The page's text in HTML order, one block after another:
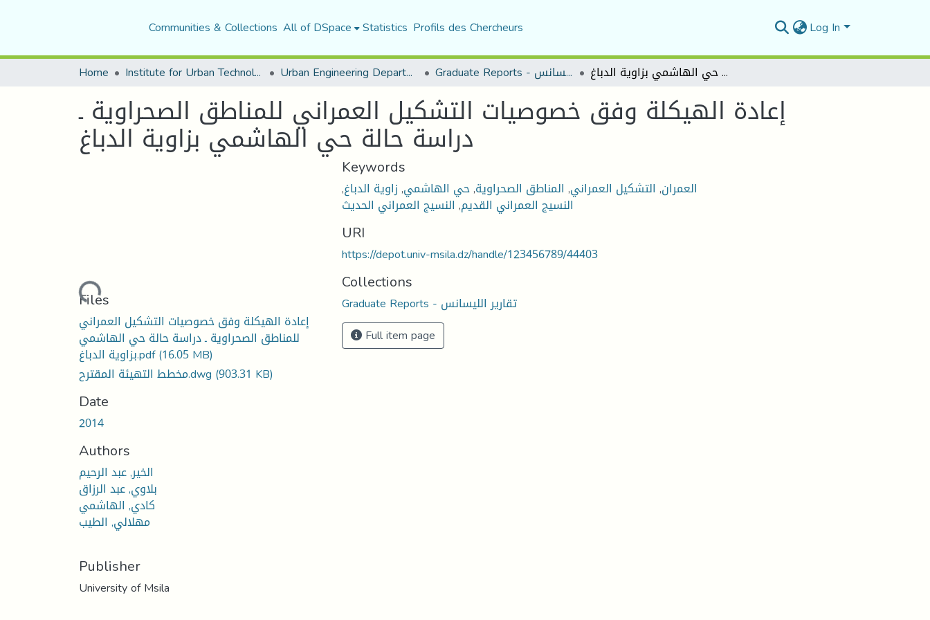
Communities & Collections All of DSpace Statistics Profils des Chercheurs Log In
Home Institute for Urban Technology Management Urban Engineering Department Graduate Reports - تقارير الليسانس إعادة الهيكلة وفق خصوصيات التشكيل العمراني للمناطق الصحراوية ـ دراسة حالة حي الهاشمي بزاوية الدباغ
إعادة الهيكلة وفق خصوصيات التشكيل العمراني للمناطق الصحراوية ـ
دراسة حالة حي الهاشمي بزاوية الدباغ
Loading...
Files
إعادة الهيكلة وفق خصوصيات التشكيل العمراني
للمناطق الصحراوية ـ دراسة حالة حي الهاشمي
بزاوية الدباغ.pdf(16.05 MB)
مخطط التهيئة المقترح.dwg (903.31 KB)
Date
2014
Authors
الخير, عبد الرحيم
بلاوي, عبد الرزاق
كادي, الهاشمي
مهلالي, الطيب
Publisher
University of Msila
Keywords
العمران, التشكيل العمراني, المناطق الصحراوية,حي الهاشمي,زاوية الدباغ,
النسيج العمراني القديم, النسيج العمراني الحديث
URI
https://depot.univ-msila.dz/handle/123456789/44403
Collections
Graduate Reports - تقارير الليسانس
Full item page